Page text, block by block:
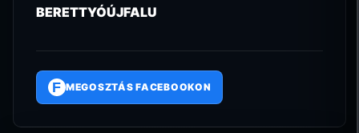
BERETTYÓÚJFALU
F MEGOSZTÁS FACEBOOKON